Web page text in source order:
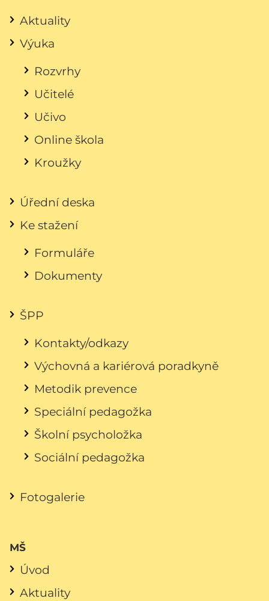
Aktuality
Výuka
Rozvrhy
Učitelé
Učivo
Online škola
Kroužky
Úřední deska
Ke stažení
Formuláře
Dokumenty
ŠPP
Kontakty/odkazy
Výchovná a kariérová poradkyně
Metodik prevence
Speciální pedagožka
Školní psycholožka
Sociální pedagožka
Fotogalerie
MŠ
Úvod
Aktuality